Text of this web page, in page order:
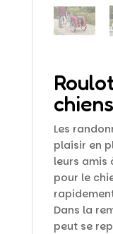
chiens
Les
plaisir en
leurs amis
pour le
Dans la
peut se